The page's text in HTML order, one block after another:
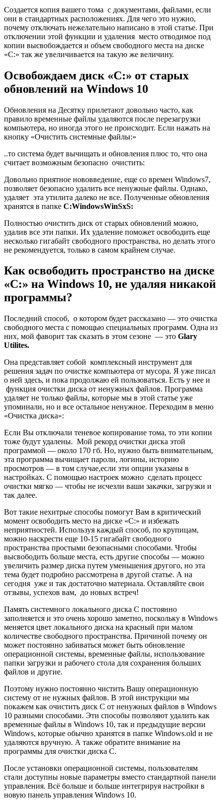
Создается копия вашего тома с документами, файлами, если
они в стандартных расположениях. Для чего это нужно,
почему отключать нежелательно написано в этой статье. При
отключении этой функции и удаления место отводимое под
копии высвобождается и объем свободного места на диске
«С:» так же увеличивается на такую же величину.
Освобождаем диск «С:» от старых
обновлений на Windows 10
Обновления на Десятку прилетают довольно часто, как
правило временные файлы удаляются после перезагрузки
компьютера, но иногда этого не происходит. Если нажать на
кнопку «Очистить системные файлы:»
..то система будет вычищать и обновления плюс то, что она
считает возможным безопасно очистить:
Довольно приятное нововведение, еще со времен Windows7,
позволяет безопасно удалить все ненужные файлы. Однако,
удаляет эта утилита далеко не все. Полученные обновления
хранятся в папке C:WindowsWinSxS:
Полностью очистить диск от старых обновлений можно,
удалив все эти папки. Их удаление поможет освободить еще
несколько гигабайт свободного пространства, но делать этого
не рекомендуется, только в самом крайнем случае.
Как освободить пространство на диске
«С:» на Windows 10, не удаляя никакой
программы?
Последний способ, о котором будет рассказано — это очистка
свободного места с помощью специальных программ. Одна из
них, мой фаворит так сказать в этом сезоне — это Glary
Utilites.
Она представляет собой комплексный инструмент для
решения задач по очистке компьютера от мусора. Я уже писал
о ней здесь, и пока продолжаю ей пользоваться. Есть у нее и
функция очистки диска от ненужных файлов. Программа
удаляет не только файлы, которые мы в этой статье уже
упоминали, но и все остальное ненужное. Переходим в меню
«Очистка диска»:
Если Вы отключали теневое копирование тома, то эти копии
тоже будут удалены. Мой рекорд очистки диска этой
программой — около 170 гб. Но, нужно быть внимательным,
эта программа вычищает пароли, логины, историю
просмотров — в том случае,если эти опции указаны в
настройках. С помощью настроек можно сделать процесс
очистки мягко — чтобы не исчезли ваши закачки, загрузки и
так далее.
Вот такие нехитрые способы помогут Вам в критический
момент освободить место на диске «С:» и избежать
неприятностей. Используя каждый способ, по крупицам,
можно наскрести еще 10-15 гигабайт свободного
пространства простыми безопасными способами. Чтобы
высвободить больше места, есть другие способы — можно
увеличить размер диска путем уменьшения другого, но эта
тема будет подробно рассмотрена в другой статье. А на
сегодня уже и так достаточно материала. Оставляйте свои
отзывы, успехов вам, до новых встреч!
Память системного локального диска С постоянно
заполняется и это очень хорошо заметно, поскольку в Windows
меняется цвет локального диска на красный при малом
количестве свободного пространства. Причиной почему он
может постоянно забиваться может быть обновление
операционной системы, временные файлы, использование
папки загрузки и рабочего стола для сохранения больших
файлов и другие.
Поэтому нужно постоянно чистить Вашу операционную
систему от не нужных файлов. В этой инструкции мы
покажем как очистить диск С от ненужных файлов в Windows
10 разными способами. Эти способы позволяют удалить как
временные файлы в Windows 10, так и предыдущие версии
Windows, которые обычно хранятся в папке Windows.old и не
удаляются вручную. А также обратите внимание на
программы для очистки диска С.
После установки операционной системы, пользователям
стали доступны новые параметры вместо стандартной панели
управления. Всё больше и больше интегрируя настройки в
новую панель управления Windows 10.